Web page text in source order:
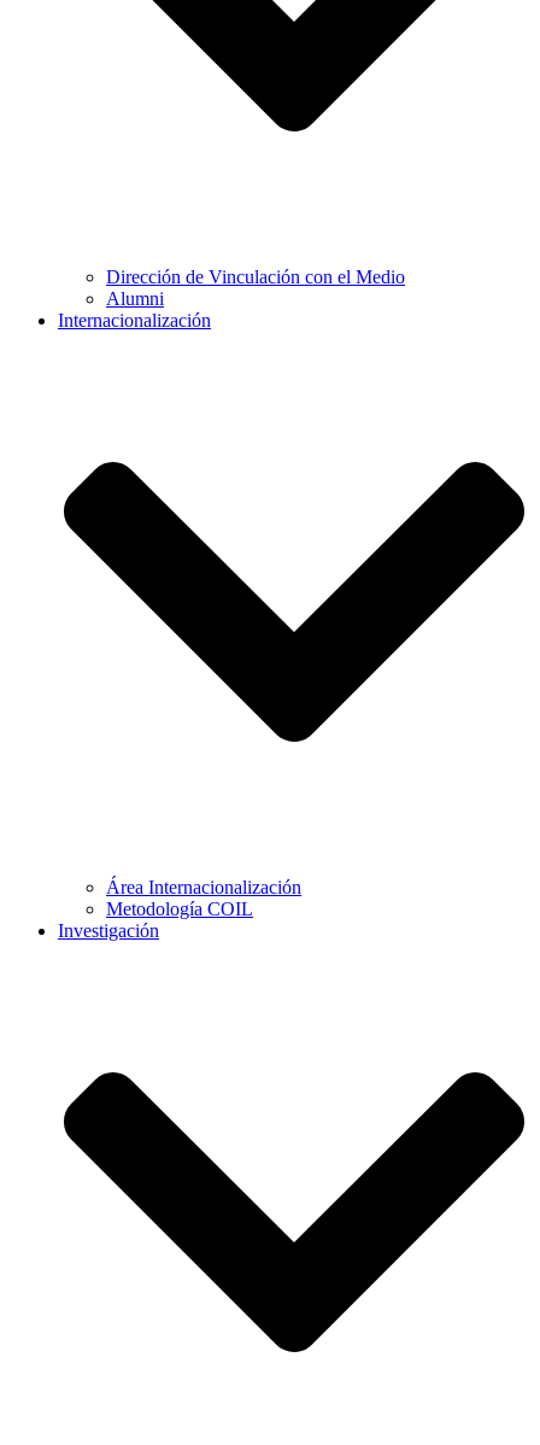
Dirección de Vinculación con el Medio
Alumni
Internacionalización
Área Internacionalización
Metodología COIL
Investigación